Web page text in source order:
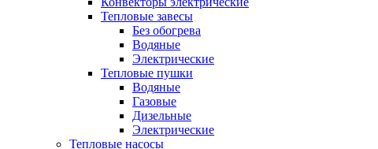
Тепловые завесы
Без обогрева
Водяные
Электрические
Тепловые пушки
Водяные
Газовые
Дизельные
Электрические
Тепловые насосы